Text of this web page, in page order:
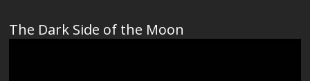
The Dark Side of the Moon